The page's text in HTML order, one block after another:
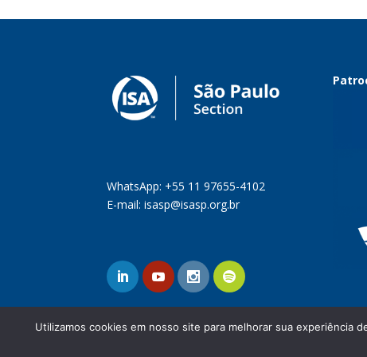
WhatsApp: +55 11 97655-4102
E-mail:isasp@isasp.org.br
Utilizamos cookies em nosso site para melhorar sua experiência